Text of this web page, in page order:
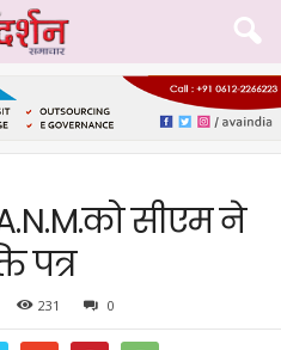
सीएम ने
पत्र
231 0